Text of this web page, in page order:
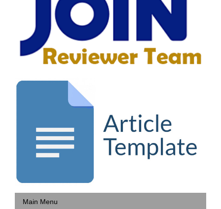
Main Menu